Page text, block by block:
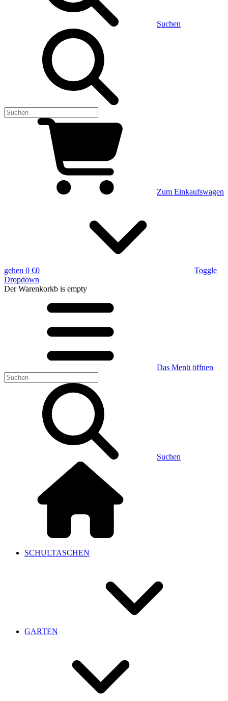
Suchen
Zum Einkaufswagen
gehen 0 €0
Toggle
Dropdown
Der Warenkorkb is empty
Das Menü öffnen
Suchen
SCHULTASCHEN
GARTEN